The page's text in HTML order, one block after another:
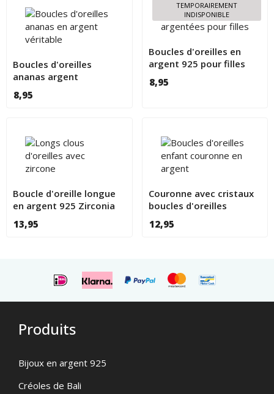
Boucles d'oreilles
ananas argent
8,95
TEMPORAIREMENT
INDISPONIBLE
Boucles d'oreilles en
argent 925 pour filles
8,95
Boucle d'oreille longue
en argent 925 Zirconia
13,95
Couronne avec cristaux
boucles d'oreilles
enfants en argent
12,95
Produits
Bijoux en argent 925
Créoles de Bali